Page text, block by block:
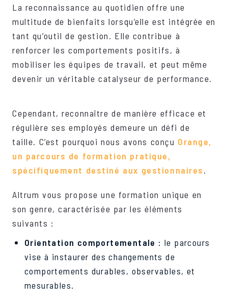
La reconnaissance au quotidien offre une
multitude de bienfaits lorsqu’elle est intégrée en
tant qu’outil de gestion. Elle contribue à
renforcer les comportements positifs, à
mobiliser les équipes de travail, et peut même
devenir un véritable catalyseur de performance.
Cependant, reconnaître de manière efficace et
régulière ses employés demeure un défi de
taille. C’est pourquoi nous avons conçu Orange,
un parcours de formation pratique,
spécifiquement destiné aux gestionnaires.
Altrum vous propose une formation unique en
son genre, caractérisée par les éléments
suivants :
Orientation comportementale : le parcours
vise à instaurer des changements de
comportements durables, observables, et
mesurables.